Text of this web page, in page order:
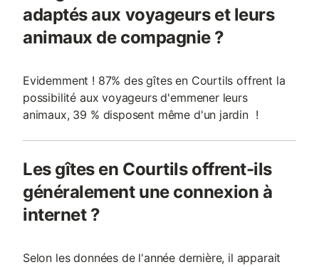
adaptés aux voyageurs et leurs
animaux de compagnie ?
Evidemment ! 87% des gîtes en Courtils offrent la
possibilité aux voyageurs d'emmener leurs
animaux, 39 % disposent même d'un jardin !
Les gîtes en Courtils offrent-ils
généralement une connexion à
internet ?
Selon les données de l'année dernière, il apparait